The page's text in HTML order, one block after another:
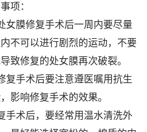
项：
膜修复手术后一周内要尽量
不可以进行剧烈的运动，不要
致修复的处女膜再次破裂。
手术后要注意遵医嘱用抗生
影响修复手术的效果。
术后，要经常用温水清洗外